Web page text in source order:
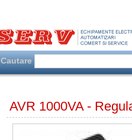
Cautare
AVR 1000VA -